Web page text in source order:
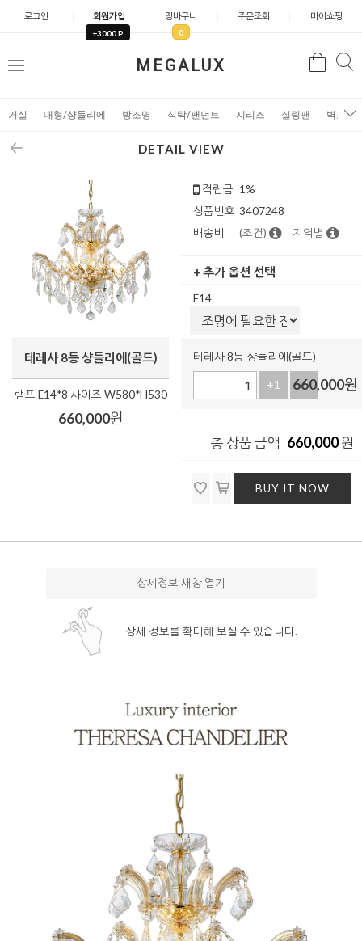
로그인 회원가입
+3000 P
장바구니
0
주문조회 마이쇼핑
MEGALUX
메
검
거실 대형/샹들리에 방조명 식탁/팬던트 시리즈 실링팬 벽조명
DETAIL VIEW
테레사 8등 샹들리에(골드)
램프 E14*8 사이즈 W580*H530
660,000원
적립금 1%
상품번호 3407248
배송비
(조건) 지역별
+ 추가 옵션 선택
E14
테레사 8등 샹들리에(골드)
+1 -1
660,000원
총 상품 금액 660,000원
BUY IT NOW
상세정보 새창 열기
상세 정보를 확대해 보실 수 있습니다.